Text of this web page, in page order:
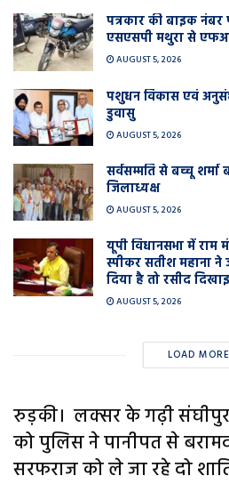
पत्रकार की बाइक
एसएसपी मथुरा से
AUGUST 5, 2026
पशुधन विकास एवं
डुवासु
AUGUST 5, 2026
सर्वसम्मति से बच्चू
जिलाध्यक्ष
AUGUST 5, 2026
यूपी विधानसभा में राम
स्पीकर सतीश महाना ने
दिया है तो रसीद
AUGUST 5, 2026
LOAD MORE
रुड़की। लक्सर के गढ़ी
को पुलिस ने पानीपत से
सरफराज को ले जा रहे दो